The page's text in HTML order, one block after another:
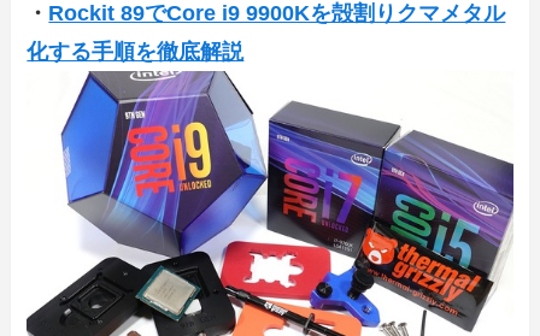
・ Rockit 89でCore i9 9900Kを殻割りクマメタル
化する手順を徹底解説